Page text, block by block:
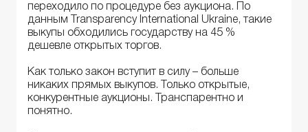
переходило по процедуре без аукциона. По
данным Transparency International Ukraine, такие
выкупы обходились государству на 45 %
дешевле открытых торгов.
Как только закон вступит в силу – больше
никаких прямых выкупов. Только открытые,
конкурентные аукционы. Транспарентно и
понятно.